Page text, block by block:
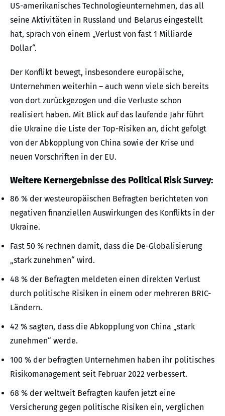
US-amerikanisches Technologieunternehmen, das all
seine Aktivitäten in Russland und Belarus eingestellt
hat, sprach von einem „Verlust von fast 1 Milliarde
Dollar“.
Der Konflikt bewegt, insbesondere europäische,
Unternehmen weiterhin – auch wenn viele sich bereits
von dort zurückgezogen und die Verluste schon
realisiert haben. Mit Blick auf das laufende Jahr führt
die Ukraine die Liste der Top-Risiken an, dicht gefolgt
von der Abkopplung von China sowie der Krise und
neuen Vorschriften in der EU.
Weitere Kernergebnisse des Political Risk Survey:
86 % der westeuropäischen Befragten berichteten von
negativen finanziellen Auswirkungen des Konflikts in der
Ukraine.
Fast 50 % rechnen damit, dass die De-Globalisierung
„stark zunehmen“ wird.
48 % der Befragten meldeten einen direkten Verlust
durch politische Risiken in einem oder mehreren BRIC-
Ländern.
42 % sagten, dass die Abkopplung von China „stark
zunehmen“ werde.
100 % der befragten Unternehmen haben ihr politisches
Risikomanagement seit Februar 2022 verbessert.
68 % der weltweit Befragten kaufen jetzt eine
Versicherung gegen politische Risiken ein, verglichen